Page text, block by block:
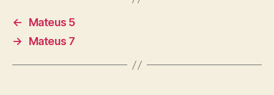
←
Mateus 5
→
Mateus 7